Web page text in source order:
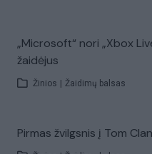
„Microsoft“ nori „Xbox
žaidėjus
Žinios Žaidimų balsas
Pirmas žvilgsnis į Tom